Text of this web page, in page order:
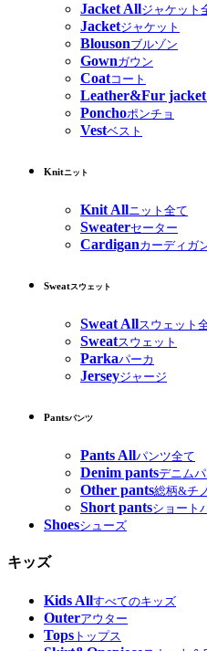
Jacket Allジャケット
Jacketジャケット
Blousonブルゾン
Gownガウン
Coatコート
Leather&Fur jacket
Ponchoポンチョ
Vestベスト
Knitニット
Knit Allニット全て
Sweaterセーター
Cardiganカーディガ
Sweatスウェット
Sweat Allスウェット
Sweatスウェット
Parkaパーカ
Jerseyジャージ
Pantsパンツ
Pants Allパンツ全て
Denim pantsデニム
Other pants総柄&チ
Short pantsショート
Shoesシューズ
キッズ
Kids Allすべてのキッズ
Outerアウター
Tops トップス